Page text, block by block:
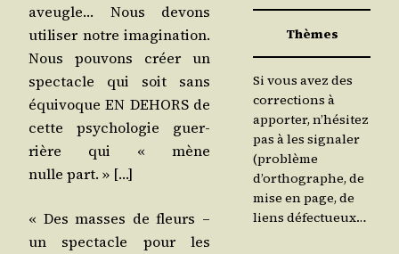
aveugle… Nous devons
uti­li­ser notre ima­gi­na­tion.
Nous pou­vons créer un
spec­tacle qui soit sans
équi­voque EN DEHORS de
cette psy­cho­lo­gie guer­
rière qui « mène
nulle part. » […]
« Des masses de fleurs –
un spec­tacle pour les
Thèmes
Si vous avez des
corrections à
apporter, n’hésitez
pas à les signaler
(problème
d’orthographe, de
mise en page, de
liens défectueux…